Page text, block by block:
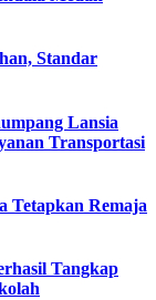
Standar
Lansia
Transportasi
Tetapkan Remaja
Tangkap